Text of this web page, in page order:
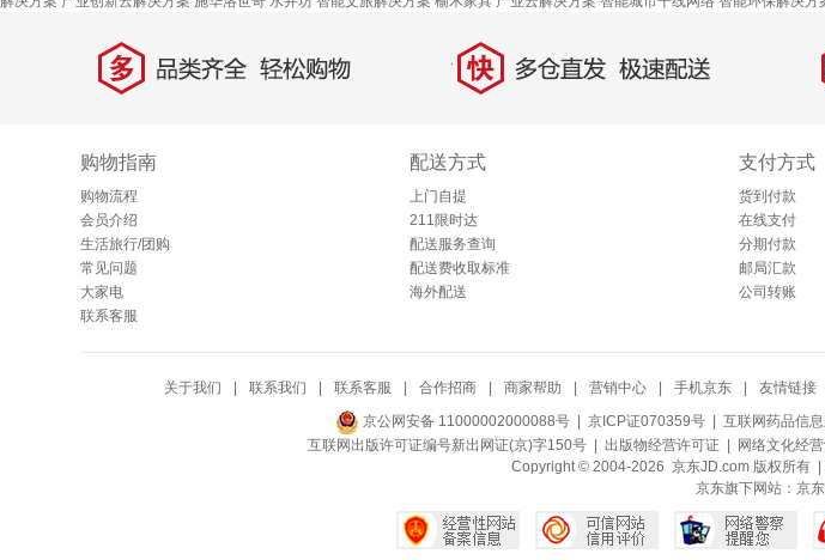
多 品类齐全，轻松购物 快 多仓直发，极速配送
购物指南
购物流程
会员介绍
生活旅行/团购
常见问题
大家电
联系客服
配送方式
上门自提
211限时达
配送服务查询
配送费收取标准
海外配送
支付方式
货到付款
在线支付
分期付款
邮局汇款
公司转账
关于我们 联系我们 联系客服 合作招商 商家帮助 营销中心 手机京东 友情链接
京公网安备 11000002000088号 | 京ICP证070359号 | 互联网药品信
互联网出版许可证编号新出网证(京)字150号 | 出版物经营许可证| 网络文化经
Copyright © 2004-2026 京东JD.com 版权所有
京东旗下网站： 京